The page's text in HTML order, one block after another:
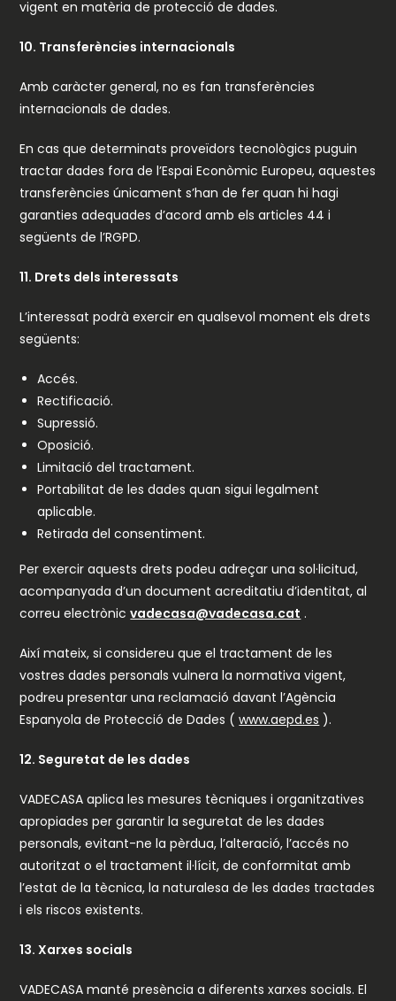
vigent en matèria de protecció de dades.
10. Transferències internacionals
Amb caràcter general, no es fan transferències
internacionals de dades.
En cas que determinats proveïdors tecnològics puguin
tractar dades fora de l’Espai Econòmic Europeu, aquestes
transferències únicament s’han de fer quan hi hagi
garanties adequades d’acord amb els articles 44 i
següents de l’RGPD.
11. Drets dels interessats
L’interessat podrà exercir en qualsevol moment els drets
següents:
Accés.
Rectificació.
Supressió.
Oposició.
Limitació del tractament.
Portabilitat de les dades quan sigui legalment
aplicable.
Retirada del consentiment.
Per exercir aquests drets podeu adreçar una sol·licitud,
acompanyada d’un document acreditatiu d’identitat, al
correu electrònicvadecasa@vadecasa.cat .
Així mateix, si considereu que el tractament de les
vostres dades personals vulnera la normativa vigent,
podreu presentar una reclamació davant l’Agència
Espanyola de Protecció de Dades (www.aepd.es ).
12. Seguretat de les dades
VADECASA aplica les mesures tècniques i organitzatives
apropiades per garantir la seguretat de les dades
personals, evitant-ne la pèrdua, l’alteració, l’accés no
autoritzat o el tractament il·lícit, de conformitat amb
l’estat de la tècnica, la naturalesa de les dades tractades
i els riscos existents.
13. Xarxes socials
VADECASA manté presència a diferents xarxes socials. El